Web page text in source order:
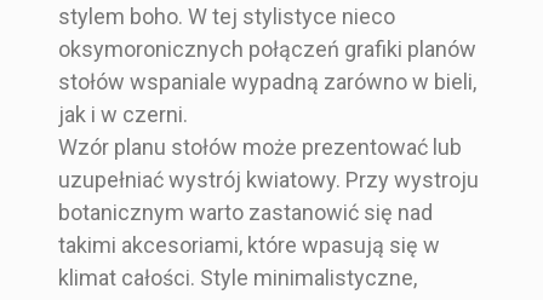
stylem boho. W tej stylistyce nieco
oksymoronicznych połączeń grafiki planów
stołów wspaniale wypadną zarówno w bieli,
jak i w czerni.
Wzór planu stołów może prezentować lub
uzupełniać wystrój kwiatowy. Przy wystroju
botanicznym warto zastanowić się nad
takimi akcesoriami, które wpasują się w
klimat całości. Style minimalistyczne,